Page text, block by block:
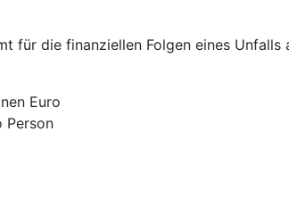
die finanziellen Folgen eines
Euro
Person